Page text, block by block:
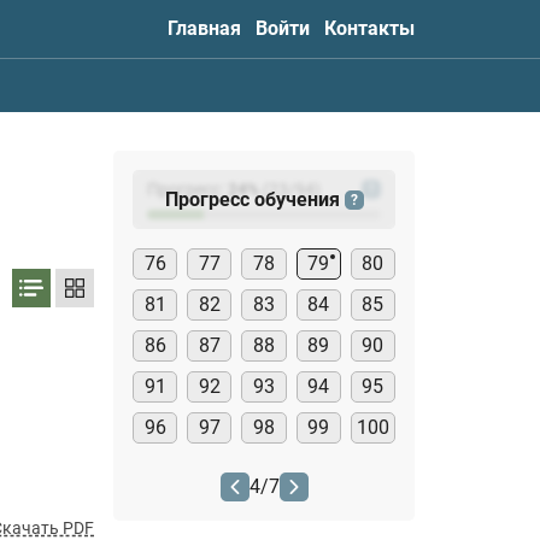
Главная Войти Контакты
PDF
Прогресс: (23
Прогресс обучения ?
76 77 78 79
80
81
82 83 84
85
86
87 88 89
90
91
92 93 94
95
96
97 98 99 100
4/7